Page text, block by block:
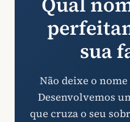
sua
Não deixe o
Desenvolvemos
que cruza o seu